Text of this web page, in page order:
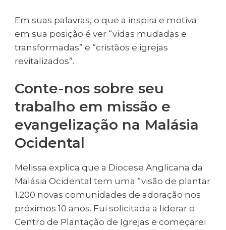
Em suas palavras, o que a inspira e motiva
em sua posição é ver “vidas mudadas e
transformadas” e “cristãos e igrejas
revitalizados”.
Conte-nos sobre seu
trabalho em missão e
evangelização na Malásia
Ocidental
Melissa explica que a Diocese Anglicana da
Malásia Ocidental tem uma “visão de plantar
1.200 novas comunidades de adoração nos
próximos 10 anos. Fui solicitada a liderar o
Centro de Plantação de Igrejas e começarei